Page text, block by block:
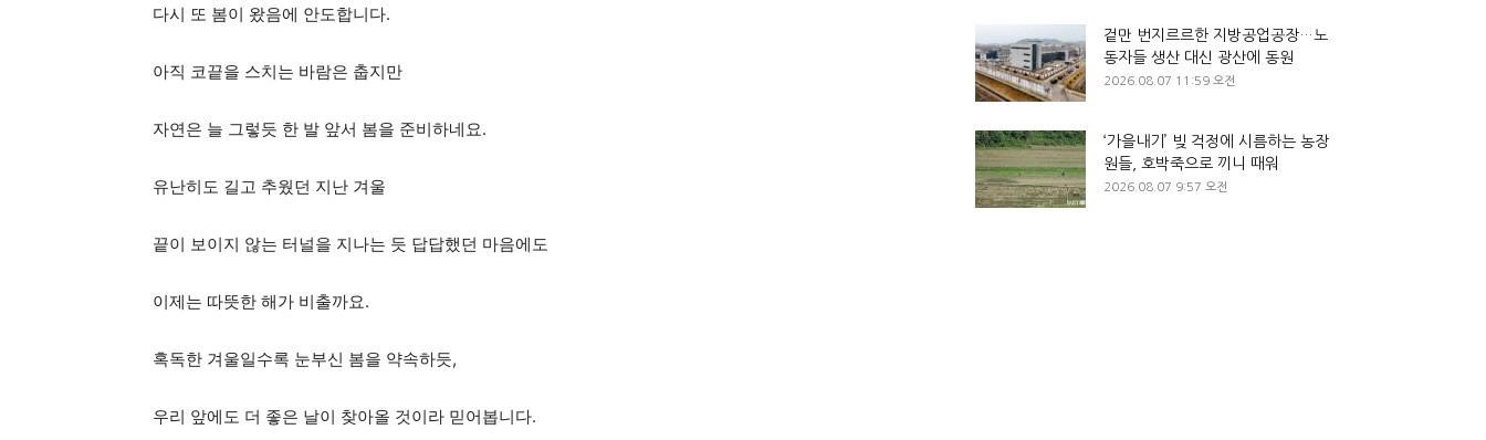
다시 또 봄이 왔음에 안도합니다.
아직 코끝을 스치는 바람은 춥지만
자연은 늘 그렇듯 한 발 앞서 봄을 준비하네요.
유난히도 길고 추웠던 지난 겨울
끝이 보이지 않는 터널을 지나는 듯 답답했던 마음에도
이제는 따뜻한 해가 비출까요.
혹독한 겨울일수록 눈부신 봄을 약속하듯,
우리 앞에도 더 좋은 날이 찾아올 것이라 믿어봅니다.
겉만 번지르르한 지방공업공장…노
동자들 생산 대신 광산에 동원
2026.08.07 11:59 오전
‘가을내기’ 빚 걱정에 시름하는 농장
원들, 호박죽으로 끼니 때워
2026.08.07 9:57 오전